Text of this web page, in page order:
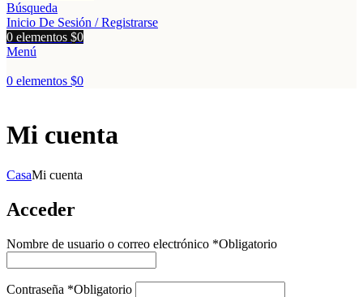
Búsqueda
Inicio De Sesión / Registrarse
0 elementos $0
Menú
0 elementos $0
Mi cuenta
CasaMi cuenta
Acceder
Nombre de usuario o correo electrónico *Obligatorio
Contraseña *Obligatorio